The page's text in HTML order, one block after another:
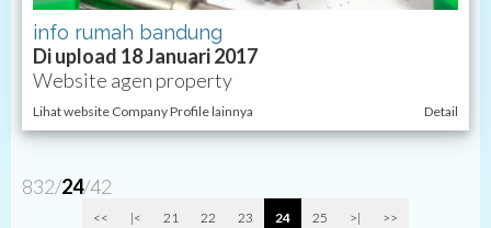
info rumah bandung
Di upload 18 Januari 2017
Website agen property
Lihat website Company Profile lainnya Detail
832/24/42
<< |< 21 22 23 24 25 >| >>